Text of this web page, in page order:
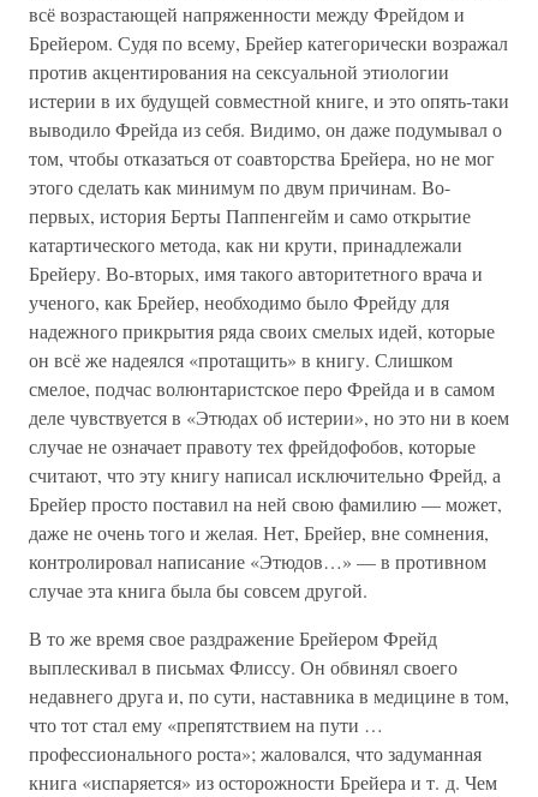
всё возрастающей напряженности между Фрейдом и
Брейером. Судя по всему, Брейер категорически возражал
против акцентирования на сексуальной этиологии
истерии в их будущей совместной книге, и это опять-таки
выводило Фрейда из себя. Видимо, он даже подумывал о
том, чтобы отказаться от соавторства Брейера, но не мог
этого сделать как минимум по двум причинам. Во-
первых, история Берты Паппенгейм и само открытие
катартического метода, как ни крути, принадлежали
Брейеру. Во-вторых, имя такого авторитетного врача и
ученого, как Брейер, необходимо было Фрейду для
надежного прикрытия ряда своих смелых идей, которые
он всё же надеялся «протащить» в книгу. Слишком
смелое, подчас волюнтаристское перо Фрейда и в самом
деле чувствуется в «Этюдах об истерии», но это ни в коем
случае не означает правоту тех фрейдофобов, которые
считают, что эту книгу написал исключительно Фрейд, а
Брейер просто поставил на ней свою фамилию — может,
даже не очень того и желая. Нет, Брейер, вне сомнения,
контролировал написание «Этюдов…» — в противном
случае эта книга была бы совсем другой.
В то же время свое раздражение Брейером Фрейд
выплескивал в письмах Флиссу. Он обвинял своего
недавнего друга и, по сути, наставника в медицине в том,
что тот стал ему «препятствием на пути …
профессионального роста»; жаловался, что задуманная
книга «испаряется» из осторожности Брейера и т. д. Чем